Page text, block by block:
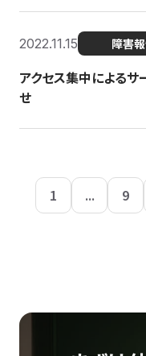
2022.11.15 障害
アクセス集中による
せ
1 ... 9